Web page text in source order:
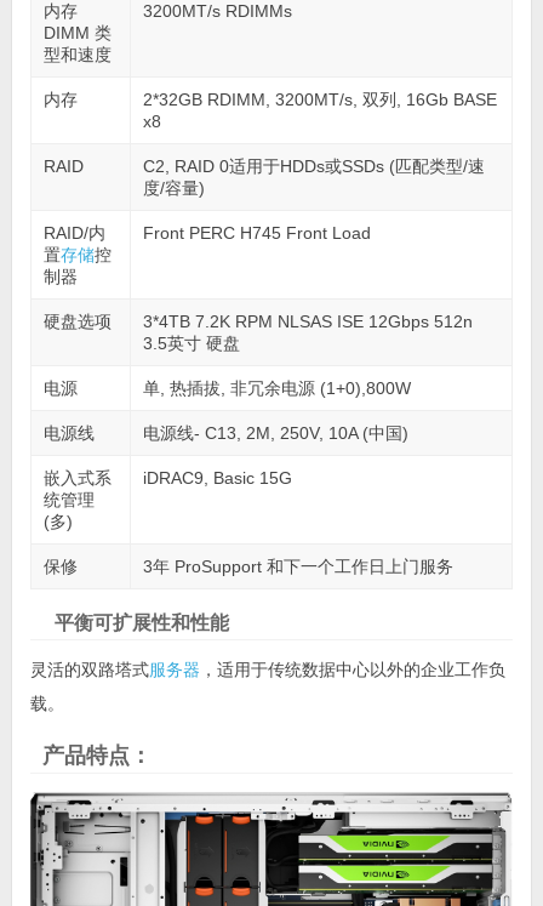
内存
DIMM 类
型和速度
3200MT/s RDIMMs
内存
2*32GB RDIMM, 3200MT/s, 双列, 16Gb BASE
x8
RAID
C2, RAID 0适用于HDDs或SSDs (匹配类型/速
度/容量)
RAID/内
置存储控
制器
Front PERC H745 Front Load
硬盘选项
3*4TB 7.2K RPM NLSAS ISE 12Gbps 512n
3.5英寸 硬盘
电源 单, 热插拔, 非冗余电源 (1+0),800W
电源线 电源线- C13, 2M, 250V, 10A (中国)
嵌入式系
统管理
(多)
iDRAC9, Basic 15G
保修 3年 ProSupport 和下一个工作日上门服务
平衡可扩展性和性能
灵活的双路塔式服务器 ，适用于传统数据中心以外的企业工作负
载。
产品特点：